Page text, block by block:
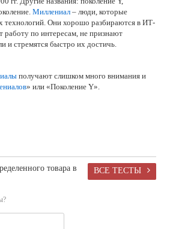
Миллениал – люди, которые
Они хорошо разбираются в ИТ-
работу по интересам, не признают
и стремятся быстро их достичь.
получают слишком много внимания и
» или «Поколение Y».
ВСЕ ТЕСТЫ
товара в